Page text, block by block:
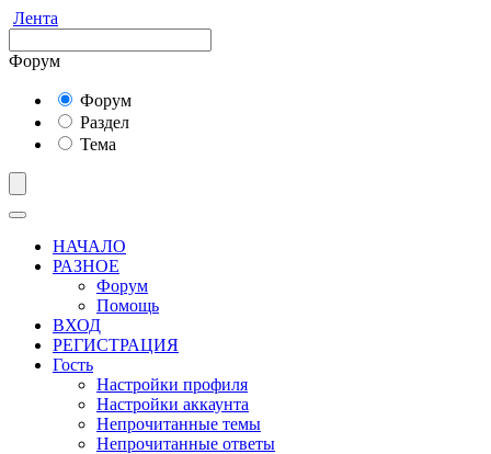
Лента
Форум
Форум
Раздел
Тема
НАЧАЛО
РАЗНОЕ
Форум
Помощь
ВХОД
РЕГИСТРАЦИЯ
Гость
Настройки профиля
Настройки аккаунта
Непрочитанные темы
Непрочитанные ответы